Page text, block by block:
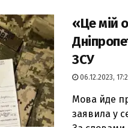
«Це мій
ЗСУ
06.12.2023,
Мова йде
заявила у